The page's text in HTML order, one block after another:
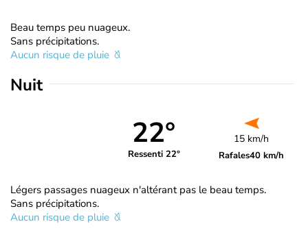
Beau temps peu nuageux.
Sans précipitations.
Aucun risque de pluie
Nuit
22°
Ressenti 22°
15 km/h
Rafales40 km/h
Légers passages nuageux n'altérant pas le beau temps.
Sans précipitations.
Aucun risque de pluie